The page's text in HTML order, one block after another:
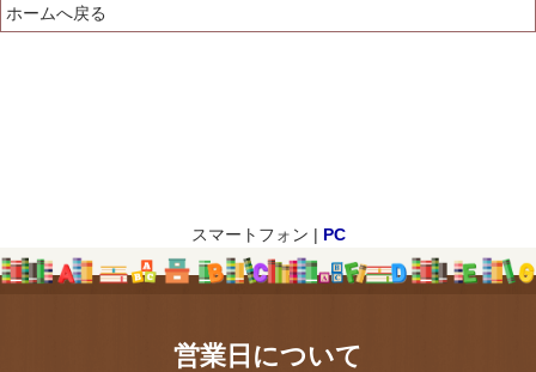
ホームへ戻る
スマートフォン | PC
営業日について